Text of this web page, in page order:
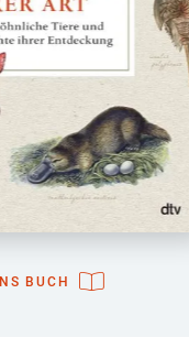
BUCH